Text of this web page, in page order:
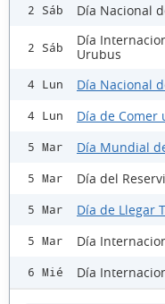
2 Sáb Día Nacional
2 Sáb
Día
Urubus
4 Lun Día Nacional
4 Lun Día de Comer
5 Mar Día Mundial
5 Mar Día del
5 Mar Día de Llegar
5 Mar Día
6 Mié Día